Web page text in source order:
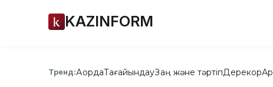
KAZINFORM
Тренд:АқордаТағайындауЗаң және тәртіпДерекқор